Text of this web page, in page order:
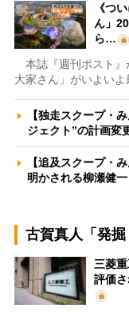
《つ
ん」
ら…
本誌『週刊ポスト』
大家さん」がいよい
【独走スクープ・
ジェクト”の計画変
【追及スクープ・
明かされる柳瀬健
古賀真人「発掘
三菱
評価